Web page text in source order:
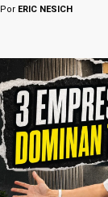
Por ERIC NESICH